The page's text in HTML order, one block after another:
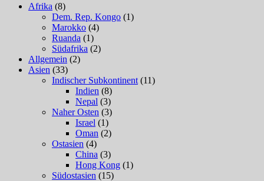
Afrika (8)
Dem. Rep. Kongo (1)
Marokko (4)
Ruanda (1)
Südafrika (2)
Allgemein (2)
Asien (33)
Indischer Subkontinent (11)
Indien (8)
Nepal (3)
Naher Osten (3)
Israel (1)
Oman (2)
Ostasien (4)
China (3)
Hong Kong (1)
Südostasien (15)